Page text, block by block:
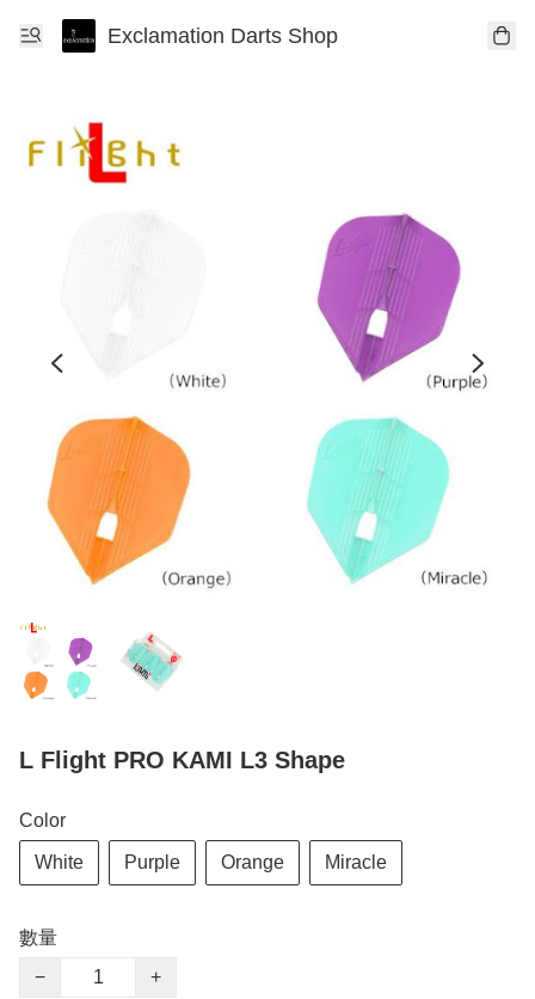
Exclamation Darts Shop
L Flight PRO KAMI L3 Shape
Color
White Purple Orange Miracle
數量
−
+